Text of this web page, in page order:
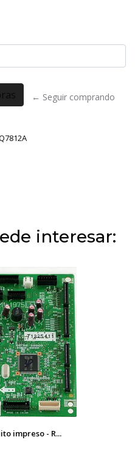
← Seguir comprando
interesar:
impreso - R...